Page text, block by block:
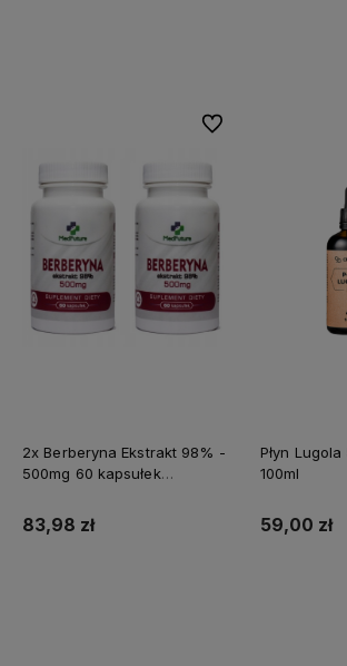
2x Berberyna Ekstrakt 98% -
500mg 60 kapsułek
83,98 zł
Do ulubionych
Płyn Lugola
100ml
59,00 zł